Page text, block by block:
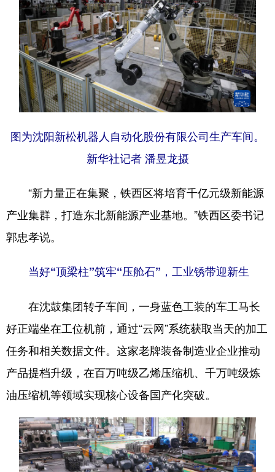
图为沈阳新松机器人自动化股份有限公司生产车间。
新华社记者 潘昱龙摄
“新力量正在集聚，铁西区将培育千亿元级新能源
产业集群，打造东北新能源产业基地。”铁西区委书记
郭忠孝说。
当好“顶梁柱”筑牢“压舱石”，工业锈带迎新生
在沈鼓集团转子车间，一身蓝色工装的车工马长
好正端坐在工位机前，通过“云网”系统获取当天的加工
任务和相关数据文件。这家老牌装备制造业企业推动
产品提档升级，在百万吨级乙烯压缩机、千万吨级炼
油压缩机等领域实现核心设备国产化突破。